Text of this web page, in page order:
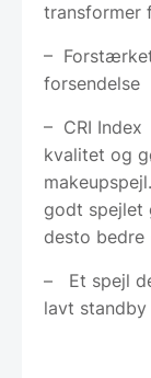
transformer
–
forsendelse
– CRI Index
kvalitet og
godt spejlet
desto bedre
– Et spejl
lavt